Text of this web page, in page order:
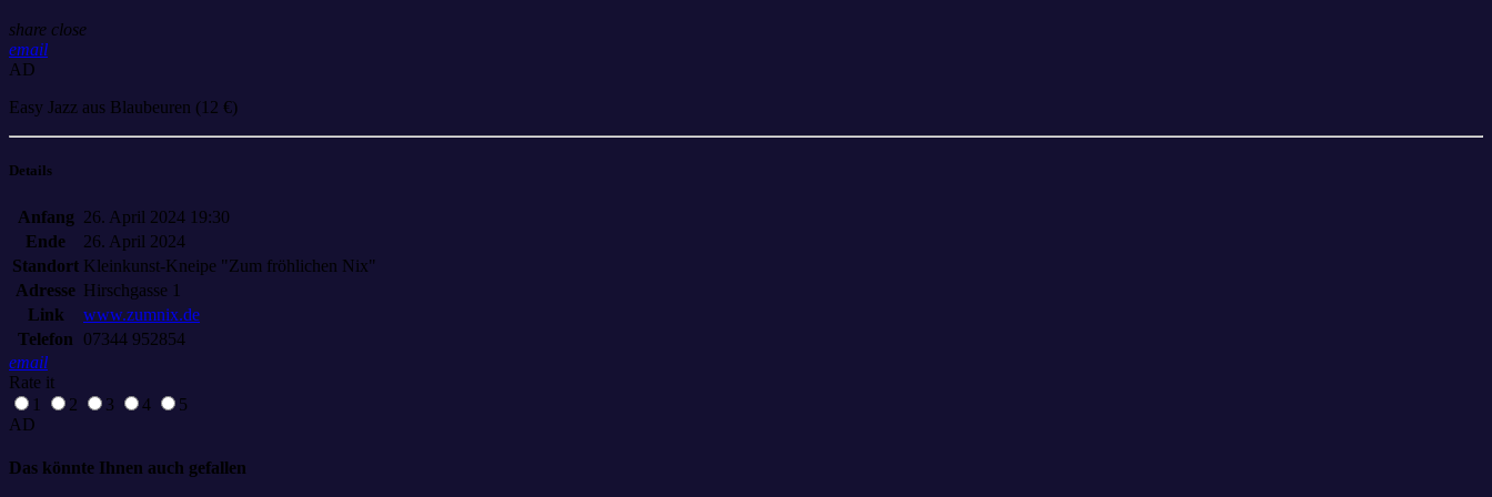
share close
email
AD
Easy Jazz aus Blaubeuren (12 €)
Details
Anfang 26. April 2024 19:30
Ende
26. April 2024
Standort Kleinkunst-Kneipe "Zum fröhlichen Nix"
Adresse Hirschgasse 1
Link
www.zumnix.de
Telefon
07344 952854
email
Rate it
1
2 3 4
5
AD
Das könnte Ihnen auch gefallen